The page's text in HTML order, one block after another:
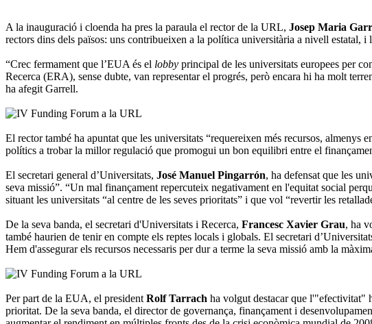
A la inauguració i cloenda ha pres la paraula el rector de la URL, Josep Maria
rectors dins dels països: uns contribueixen a la política universitària a nivell estatal,
“Crec fermament que l’EUA és el lobby principal de les universitats europees per
Recerca (ERA), sense dubte, van representar el progrés, però encara hi ha molt
ha afegit Garrell.
El rector també ha apuntat que les universitats “requereixen més recursos,
polítics a trobar la millor regulació que promogui un bon equilibri entre el
El secretari general d’Universitats, José Manuel Pingarrón, ha defensat que les
seva missió”. “Un mal finançament repercuteix negativament en l'equitat social
situant les universitats “al centre de les seves prioritats” i que vol “revertir les
De la seva banda, el secretari d'Universitats i Recerca, Francesc Xavier Grau, ha
també haurien de tenir en compte els reptes locals i globals. El secretari
Hem d'assegurar els recursos necessaris per dur a terme la seva missió amb la
Per part de la EUA, el president Rolf Tarrach ha volgut destacar que l'"efectivitat"
prioritat. De la seva banda, el director de governança, finançament i